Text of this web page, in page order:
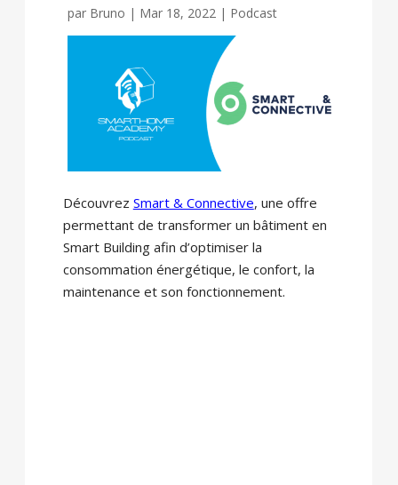
par Bruno | Mar 18, 2022| Podcast
Découvrez Smart & Connective, une offre
permettant de transformer un bâtiment en
Smart Building afin d’optimiser la
consommation énergétique, le confort, la
maintenance et son fonctionnement.